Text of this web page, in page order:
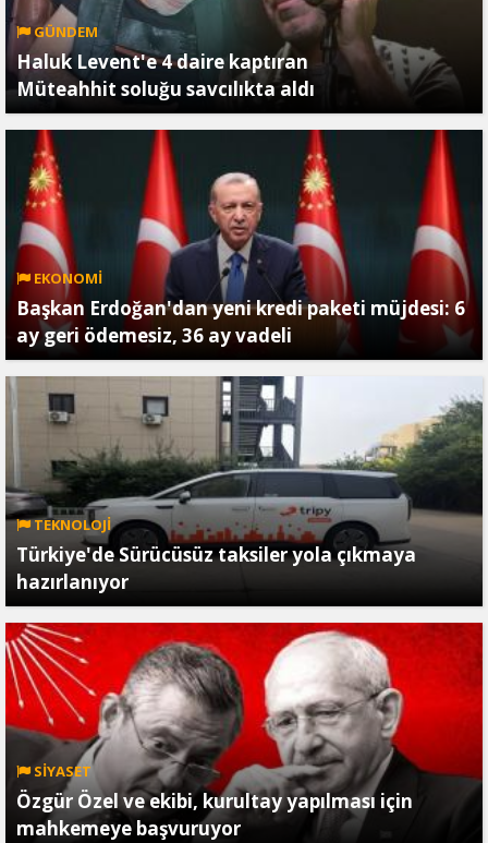
GÜNDEM
Haluk Levent'e 4 daire kaptıran
Müteahhit soluğu savcılıkta aldı
EKONOMİ
Başkan Erdoğan'dan yeni kredi paketi müjdesi: 6
ay geri ödemesiz, 36 ay vadeli
TEKNOLOJİ
Türkiye'de Sürücüsüz taksiler yola çıkmaya
hazırlanıyor
SİYASET
Özgür Özel ve ekibi, kurultay yapılması için
mahkemeye başvuruyor